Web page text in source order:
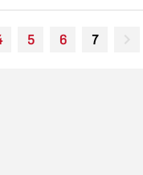
5 6 7